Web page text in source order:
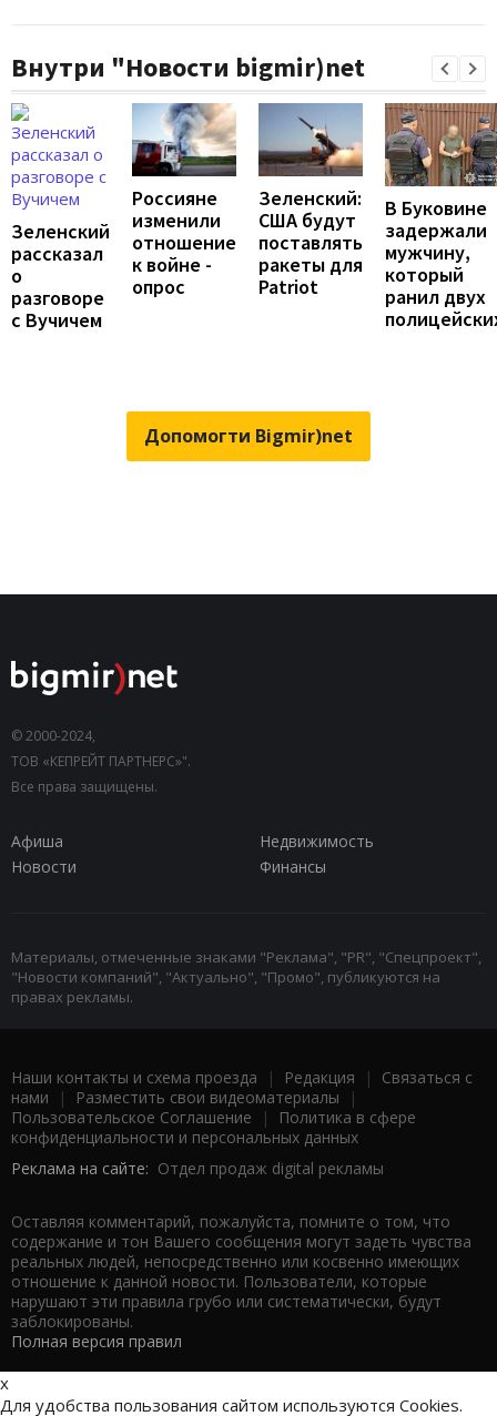
Внутри "Новости bigmir)net
Зеленский
рассказал
о
разговоре
с Вучичем
Россияне
изменили
отношение
к войне -
опрос
Зеленский:
США будут
поставлять
ракеты для
Patriot
В Буковине
задержали
мужчину,
который
ранил двух
Допомогти Bigmir)net
© 2000-2024,
ТОВ «КЕПРЕЙТ ПАРТНЕРС»".
Все права защищены.
Афиша
Недвижимость
Новости
Финансы
Материалы, отмеченные знаками "Реклама", "PR", "Спецпроект",
"Новости компаний", "Актуально", "Промо", публикуются на
правах рекламы.
Наши контакты и схема проезда | Редакция | Связаться с
нами | Разместить свои видеоматериалы |
Пользовательское Соглашение |
Политика в сфере
конфиденциальности и персональных данных
Реклама на сайте: Отдел продаж digital рекламы
Оставляя комментарий, пожалуйста, помните о том, что
содержание и тон Вашего сообщения могут задеть чувства
реальных людей, непосредственно или косвенно имеющих
отношение к данной новости. Пользователи, которые
нарушают эти правила грубо или систематически, будут
заблокированы.
Полная версия правил
x
Для удобства пользования сайтом используются Cookies.